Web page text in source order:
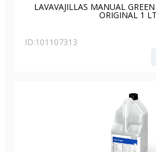
LAVAVAJILLAS MANUAL
ORIGINAL 1
ID:101107313